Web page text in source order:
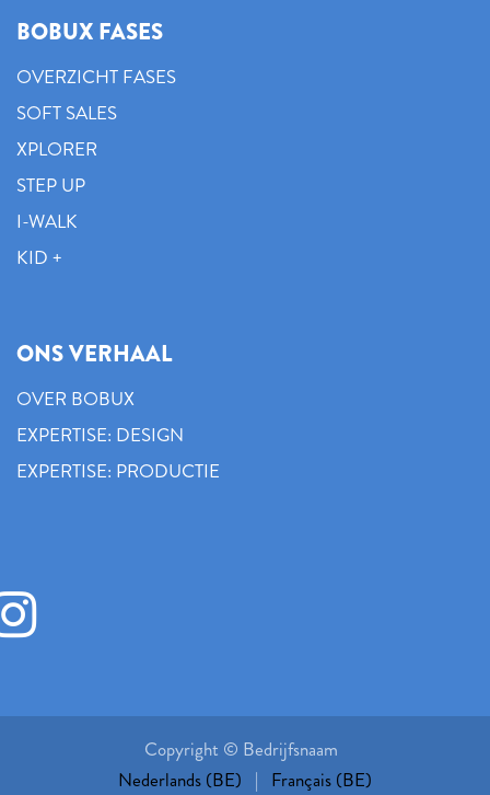
BOBUX FASES
OVERZICHT FASES
SOFT SALES
XPLORER
STEP UP
I-WALK
KID +
ONS VERHAAL
OVER BOBUX
EXPERTISE: DESIGN
EXPERTISE: PRODUCTIE
Copyright © Bedrijfsnaam
Nederlands (BE) | Français (BE)